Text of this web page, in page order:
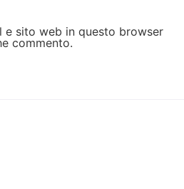
e sito web in questo browser
commento.